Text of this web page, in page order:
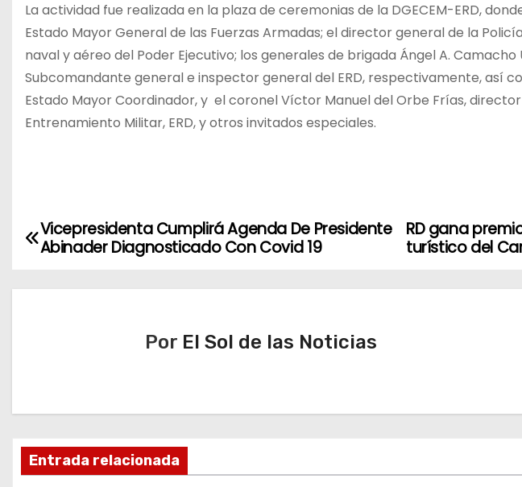
La actividad fue realizada en la plaza de ceremonias de la DGECEM-ERD,
Estado Mayor General de las Fuerzas Armadas; el director general de la
naval y aéreo del Poder Ejecutivo; los generales de brigada Ángel A. Camacho
Subcomandante general e inspector general del ERD, respectivamente, así
Estado Mayor Coordinador, y el coronel Víctor Manuel del Orbe Frías,
Entrenamiento Militar, ERD, y otros invitados especiales.
N
c
i
RD gana
turístico del
Vicepresidenta Cumplirá Agenda De Presidente
Abinader Diagnosticado Con Covid 19
Por El Sol de las Noticias
Entrada relacionada